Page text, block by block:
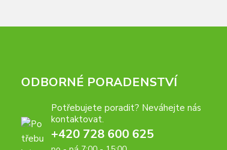
ODBORNÉ PORADENSTVÍ
Potřebujete poradit? Neváhejte nás
kontaktovat.
+420 728 600 625